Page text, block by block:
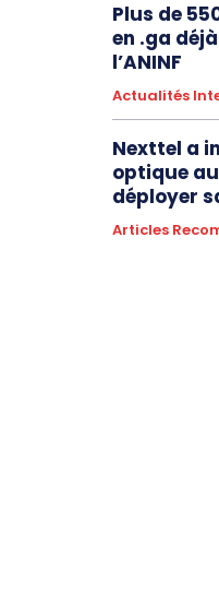
Plus de
en .ga
l’ANINF
Actualités
Nexttel a
optique
déployer
Articles